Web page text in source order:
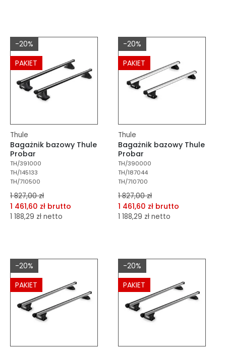
Do koszyka
Do koszyka
-20%
PAKIET
Thule
Bagażnik bazowy Thule
Probar
TH/391000
TH/145133
TH/710500
1 827,00 zł
1 461,60 zł brutto
1 188,29 zł netto
Do koszyka
-20%
PAKIET
Thule
Bagażnik bazowy Thule
Probar
TH/390000
TH/187044
TH/710700
1 827,00 zł
1 461,60 zł brutto
1 188,29 zł netto
Do koszyka
-20%
PAKIET
-20%
PAKIET